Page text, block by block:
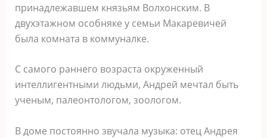
принадлежавшем князьям Волхонским. В
двухэтажном особняке у семьи Макаревичей
была комната в коммуналке.
С самого раннего возраста окруженный
интеллигентными людьми, Андрей мечтал быть
ученым, палеонтологом, зоологом.
В доме постоянно звучала музыка: отец Андрея